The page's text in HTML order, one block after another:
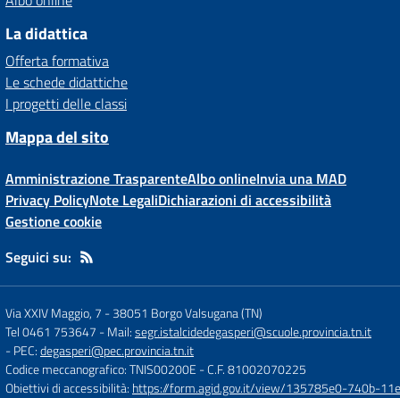
La didattica
Offerta formativa
Le schede didattiche
I progetti delle classi
Mappa del sito
Amministrazione TrasparenteAlbo onlineInvia una MAD
Privacy PolicyNote LegaliDichiarazioni di accessibilità
Gestione cookie
Seguici su:
Via XXIV Maggio, 7 -38051 Borgo Valsugana (TN)
Tel 0461 753647 - Mail:segr.istalcidedegasperi@scuole.provincia.tn.it
- PEC:degasperi@pec.provincia.tn.it
Codice meccanografico: TNIS00200E - C.F. 81002070225
Obiettivi di accessibilità: https://form.agid.gov.it/view/135785e0-740b-